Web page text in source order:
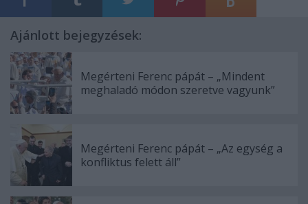
Ajánlott bejegyzések:
Megérteni Ferenc pápát – „Mindent
meghaladó módon szeretve vagyunk”
Megérteni Ferenc pápát – „Az egység a
konfliktus felett áll”